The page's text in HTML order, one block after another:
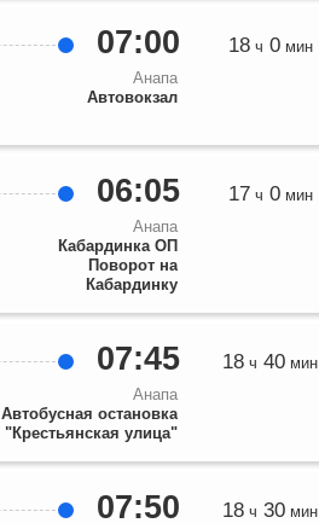
07:00
Анапа
Автовокзал
18ч 0мин
06:05
Анапа
Кабардинка ОП
Поворот на
Кабардинку
17 ч 0мин
07:45
Анапа
Автобусная остановка
"Крестьянская улица"
18 ч 40 мин
07:50 18 ч 30 мин